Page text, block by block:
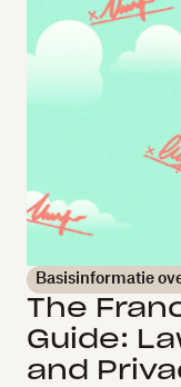
Basisinformatie
The
Guide:
and